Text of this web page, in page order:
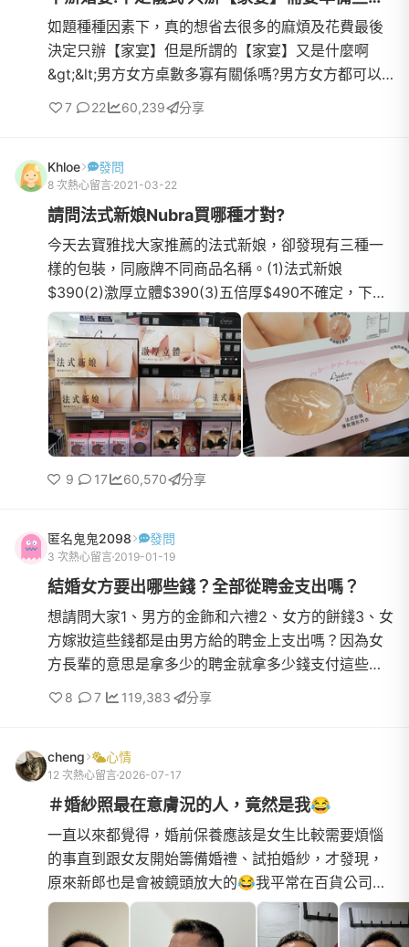
如題種種因素下，真的想省去很多的麻煩及花費最後
決定只辦【家宴】但是所謂的【家宴】又是什麼啊
&gt;&lt;男方女方桌數多寡有關係嗎?男方女方都可以
吃到最後嗎?吃的菜是要婚宴菜嗎?
7 22 60,239 分享
Khloe 發問
8 次熱心留言 2021-03-22
請問法式新娘Nubra買哪種才對?
今天去寶雅找大家推薦的法式新娘，卻發現有三種一
樣的包裝，同廠牌不同商品名稱。(1)法式新娘
$390(2)激厚立體$390(3)五倍厚$490不確定，下厚
上薄是不是法式新娘的新款?請問大家推薦哪一款，謝
謝:)法式新娘(下圖)是平均的厚薄，感覺比較不會掉?
激厚立體(下圖)下厚上薄，會比較集中嗎?但比較會掉
嗎?因為據說Nubra是消耗品，黏個五次可能就不黏
了，所以打算買平價款。除了法式新娘也歡迎大家推
薦
9 17 60,570 分享
匿名鬼鬼2098 發問
3 次熱心留言 2019-01-19
結婚女方要出哪些錢？全部從聘金支出嗎？
想請問大家1、男方的金飾和六禮2、女方的餅錢3、女
方嫁妝這些錢都是由男方給的聘金上支出嗎？因為女
方長輩的意思是拿多少的聘金就拿多少錢支付這些
錢！長輩說沒聘金沒嫁妝！
8 7 119,383 分享
cheng 心情
12 次熱心留言 2026-07-17
＃婚紗照最在意膚況的人，竟然是我😂
一直以來都覺得，婚前保養應該是女生比較需要煩惱
的事直到跟女友開始籌備婚禮、試拍婚紗，才發現，
原來新郎也是會被鏡頭放大的😂我平常在百貨公司當
櫃哥，每天站櫃8、9個小時，櫃上的燈光又很強，臉
超容易出油，尤其...